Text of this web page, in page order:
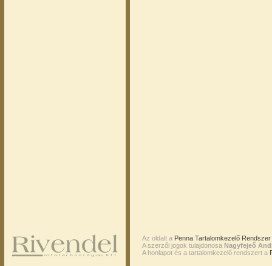
Az oldalt a Penna Tartalomkezelő
A szerzői jogok tulajdonosa Nagyfejeő
A honlapot és a tartalomkezelő rendszert a